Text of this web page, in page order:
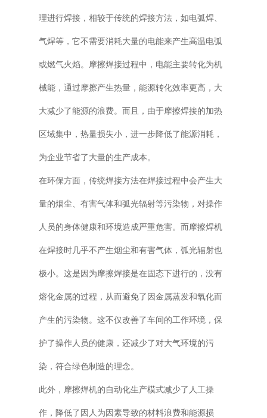
其他机床
理进行焊接，相较于传统的焊接方法，如电弧焊、
气焊等，它不需要消耗大量的电能来产生高温电弧
或燃气火焰。摩擦焊接过程中，电能主要转化为机
械能，通过摩擦产生热量，能源转化效率更高，大
大减少了能源的浪费。而且，由于摩擦焊接的加热
区域集中，热量损失小，进一步降低了能源消耗，
为企业节省了大量的生产成本。
在环保方面，传统焊接方法在焊接过程中会产生大
量的烟尘、有害气体和弧光辐射等污染物，对操作
人员的身体健康和环境造成严重危害。而摩擦焊机
在焊接时几乎不产生烟尘和有害气体，弧光辐射也
极小。这是因为摩擦焊接是在固态下进行的，没有
熔化金属的过程，从而避免了因金属蒸发和氧化而
产生的污染物。这不仅改善了车间的工作环境，保
护了操作人员的健康，还减少了对大气环境的污
染，符合绿色制造的理念。
此外，摩擦焊机的自动化生产模式减少了人工操
作，降低了因人为因素导致的材料浪费和能源损